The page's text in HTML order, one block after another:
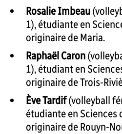
Rosalie Imbeau
1), étudiante en
originaire de Maria.
Raphaël Caron
1), étudiant en
originaire de Trois-
Ève Tardif(volleyball
étudiante en Sciences
originaire de Rouyn-